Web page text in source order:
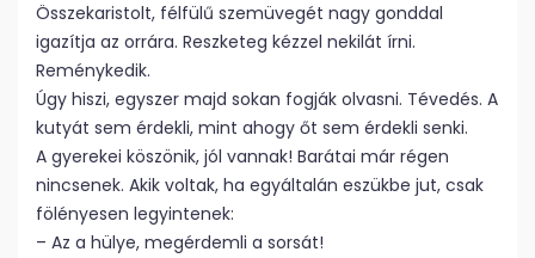
Összekaristolt, félfülű szemüvegét nagy gonddal
igazítja az orrára. Reszketeg kézzel nekilát írni.
Reménykedik.
Úgy hiszi, egyszer majd sokan fogják olvasni. Tévedés. A
kutyát sem érdekli, mint ahogy őt sem érdekli senki.
A gyerekei köszönik, jól vannak! Barátai már régen
nincsenek. Akik voltak, ha egyáltalán eszükbe jut, csak
fölényesen legyintenek:
– Az a hülye, megérdemli a sorsát!